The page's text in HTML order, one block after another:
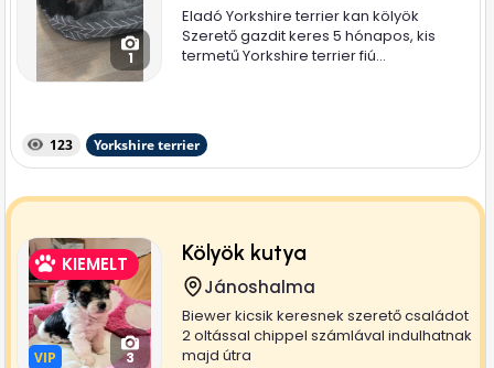
1
Eladó Yorkshire terrier kan kölyök
Szerető gazdit keres 5 hónapos, kis
termetű Yorkshire terrier fiú...
123 Yorkshire terrier
KIEMELT
VIP
VIP 3
Kölyök kutya
Jánoshalma
Biewer kicsik keresnek szerető családot
2 oltással chippel számlával indulhatnak
majd útra